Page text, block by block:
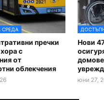
СРЕДА
пречки
с
от
облекчения
Нови
юни 27,